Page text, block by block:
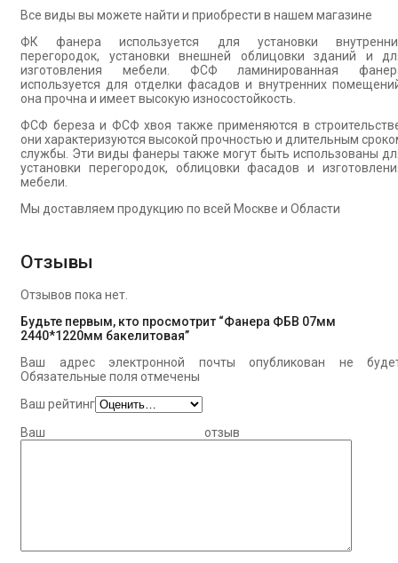
Все виды вы можете найти и приобрести в нашем магазине
ФК фанера используется для установки
перегородок, установки внешней облицовки зданий и
изготовления мебели. ФСФ ламинированная
используется для отделки фасадов и внутренних
она прочна и имеет высокую износостойкость.
ФСФ береза и ФСФ хвоя также применяются в
они характеризуются высокой прочностью и длительным
службы. Эти виды фанеры также могут быть использованы
установки перегородок, облицовки фасадов и
мебели.
Мы доставляем продукцию по всей Москве и Области
Отзывы
Отзывов пока нет.
Будьте первым, кто просмотрит “Фанера ФБВ 07мм
2440*1220мм бакелитовая”
Ваш адрес электронной почты опубликован не
Обязательные поля отмечены
Ваш рейтинг
Ваш отзыв